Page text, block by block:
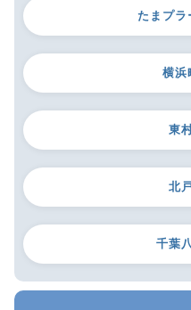
たまプラ
横浜
東
北
千葉